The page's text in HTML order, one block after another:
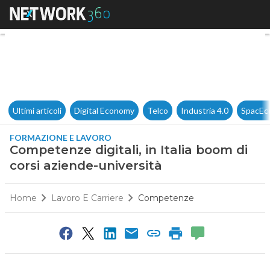
Competenze digitali, in Italia
Ultimi articoli Digital Economy Telco Industria 4.0
FORMAZIONE E LAVORO
Competenze digitali, in Italia boom di
corsi aziende-università
Home Lavoro E Carriere Competenze